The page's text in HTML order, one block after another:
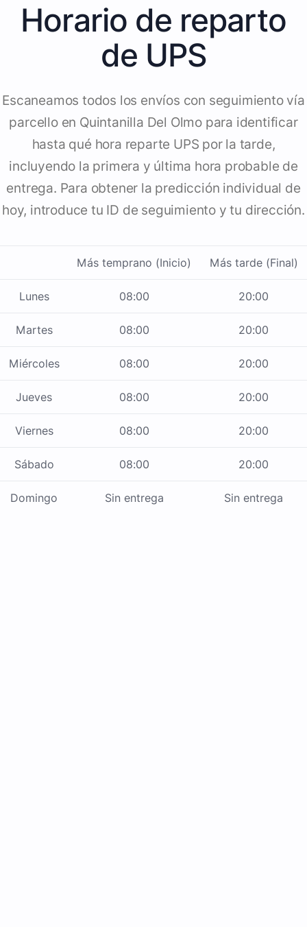
Horario de reparto
de UPS
Escaneamos todos los envíos con seguimiento vía
parcello en Quintanilla Del Olmo para identificar
hasta qué hora reparte UPS por la tarde,
incluyendo la primera y última hora probable de
entrega. Para obtener la predicción individual de
hoy, introduce tu ID de seguimiento y tu dirección.
Más temprano (Inicio) Más tarde (Final)
Lunes 08:00 20:00
Martes 08:00 20:00
Miércoles 08:00 20:00
Jueves 08:00 20:00
Viernes 08:00 20:00
Sábado 08:00 20:00
Domingo Sin entrega Sin entrega